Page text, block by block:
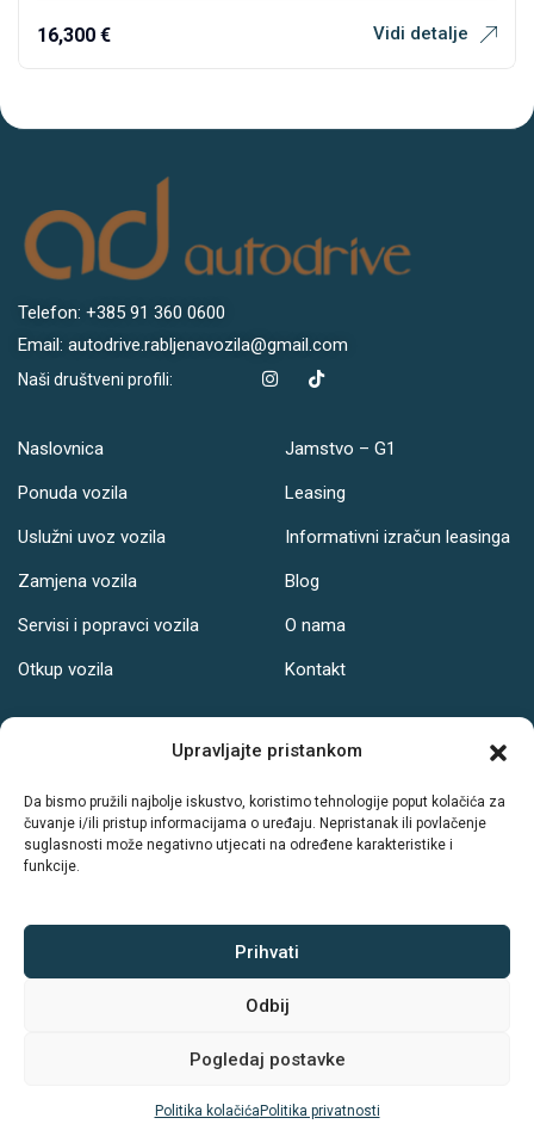
Upravljajte pristankom
Da bismo pružili najbolje iskustvo, koristimo tehnologije poput kolačića za
čuvanje i/ili pristup informacijama o uređaju. Nepristanak ili povlačenje
suglasnosti može negativno utjecati na određene karakteristike i
funkcije.
Prihvati
Odbij
Pogledaj postavke
Politika kolačića Politika privatnosti
16,300 € Vidi detalje
Telefon: +385 91 360 0600
Email: autodrive.rabljenavozila@gmail.com
Naši društveni profili:
Naslovnica
Ponuda vozila
Uslužni uvoz vozila
Zamjena vozila
Servisi i popravci vozila
Otkup vozila
Jamstvo – G1
Leasing
Informativni izračun leasinga
Blog
O nama
Kontakt
Radno vrijeme:
PON-PET: 08-19h
NED: Ne radimo
Sva prava zadržava © Autodrive